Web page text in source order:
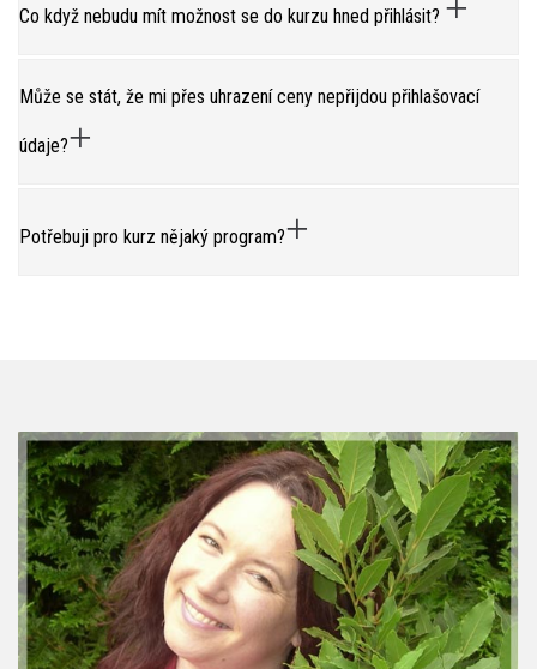
Co když nebudu mít možnost se do kurzu hned přihlásit?
Může se stát, že mi přes uhrazení ceny nepřijdou přihlašovací
údaje?
Potřebuji pro kurz nějaký program?